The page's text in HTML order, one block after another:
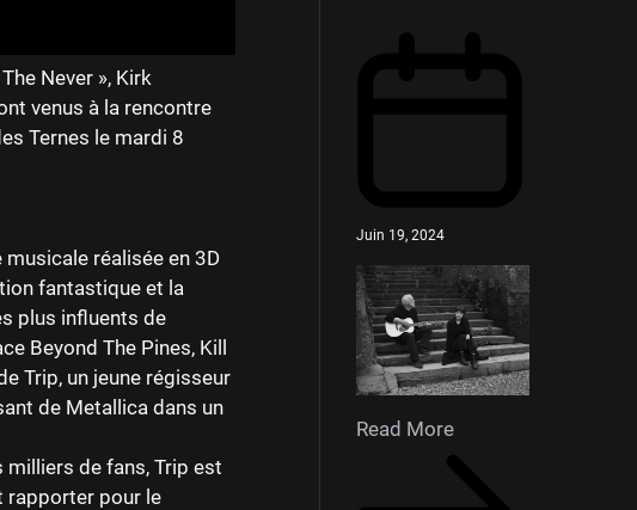
Never », Kirk
venus à la rencontre
Ternes le mardi 8
réalisée en 3D
fantastique et la
plus influents de
Beyond The Pines, Kill
Trip, un jeune régisseur
de Metallica dans un
de fans, Trip est
rapporter pour le
Juin 19, 2024
Read More